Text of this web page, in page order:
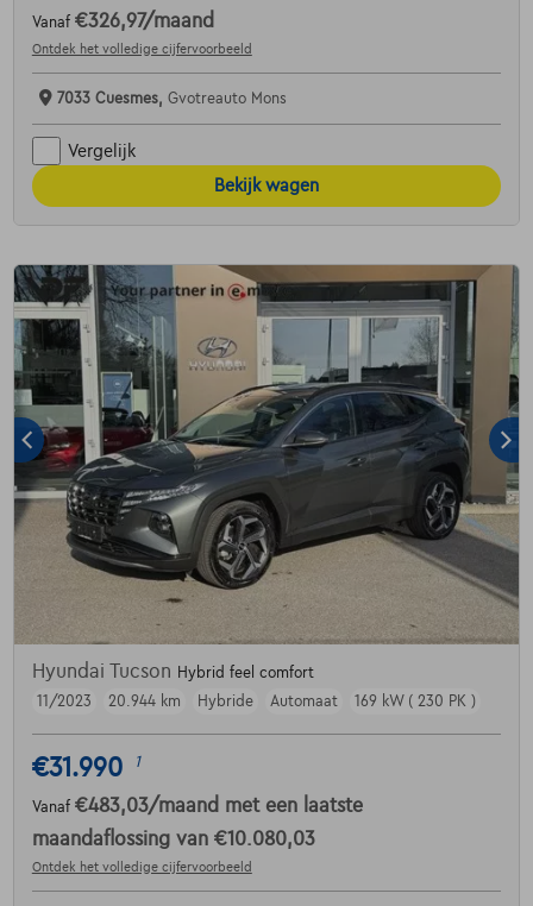
Vanaf €326,97/maand
Ontdek het volledige cijfervoorbeeld
7033 Cuesmes, Gvotreauto Mons
Vergelijk
Bekijk wagen
Hyundai Tucson Hybrid feel comfort
11/2023
20.944 km Hybride Automaat 169 kW ( 230 PK )
€31.990 1
Vanaf €483,03/maand met een laatste
maandaflossing van €10.080,03
Ontdek het volledige cijfervoorbeeld